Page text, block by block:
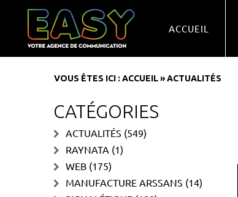
ACCUEIL
VOUS ÊTES ICI : ACCUEIL»ACTUALITÉS
CATÉGORIES
ACTUALITÉS (549)
RAYNATA (1)
WEB (175)
MANUFACTURE ARSSANS (14)